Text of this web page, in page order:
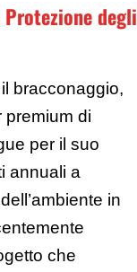
degli
bracconaggio,
di
per il suo
annuali a
in
che